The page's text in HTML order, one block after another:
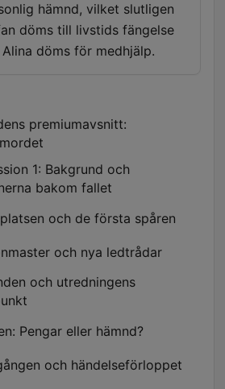
hämnd, vilket slutligen
döms till livstids fängelse
döms för medhjälp.
premiumavsnitt:
1: Bakgrund och
bakom fallet
och de första spåren
och nya ledtrådar
och utredningens
Pengar eller hämnd?
och händelseförloppet